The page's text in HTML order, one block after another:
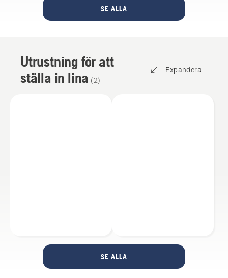
SE ALLA
Utrustning för att
ställa in lina (2)
Expandera
SE ALLA